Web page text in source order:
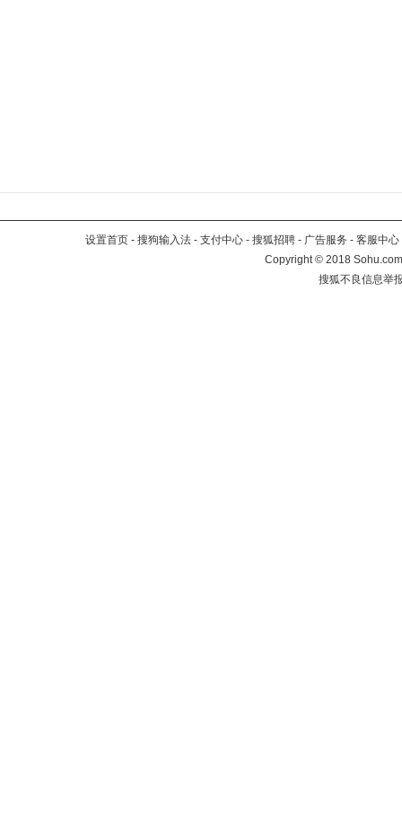
设置首页 - 搜狗输入法 - 支付中心 - 搜狐招聘 - 广告服务 - 客服中心
Copyright©2018
搜狐不良信息举